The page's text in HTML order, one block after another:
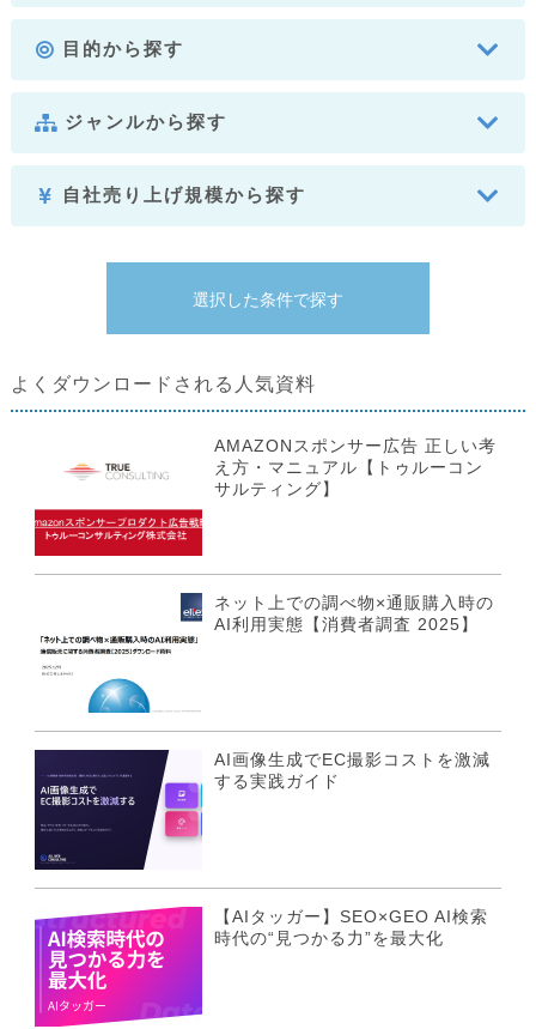
目的から探す
ジャンルから探す
自社売り上げ規模から探す
よくダウンロードされる人気資料
AMAZONスポンサー広告 正しい考
え方・マニュアル【トゥルーコン
サルティング】
ネット上での調べ物×通販購入時の
AI利用実態【消費者調査 2025】
AI画像生成でEC撮影コストを激減
する実践ガイド
【AIタッガー】SEO×GEO AI検索
時代の“見つかる力”を最大化